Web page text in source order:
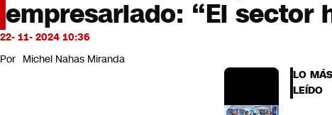
Programas completos
Cultura
Servicios
Bits
CNN Data
empresariado: “El sector
22- 11- 2024 10:36
Por Michel Nahas Miranda
LO MÁS
LEÍDO